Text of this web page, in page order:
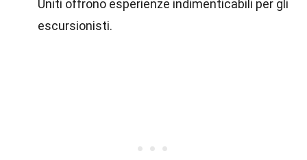
Uniti offrono esperienze indimenticabili per gli
escursionisti.